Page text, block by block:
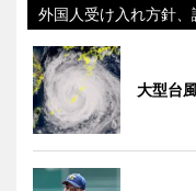
外国人受け入れ方針、
大型台